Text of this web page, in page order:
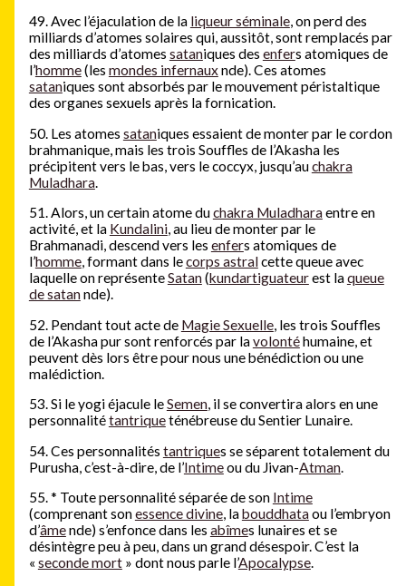
49. Avec l’éjaculation de la liqueur séminale, on perd des
milliards d’atomes solaires qui, aussitôt, sont remplacés par
des milliards d’atomes sataniques des enfers atomiques de
l’homme(les mondes infernauxnde). Ces atomes
sataniques sont absorbés par le mouvement péristaltique
des organes sexuels après la fornication.
50. Les atomes sataniques essaient de monter par le cordon
brahmanique, mais les trois Souffles de l’Akasha les
précipitent vers le bas, vers le coccyx, jusqu’auchakra
Muladhara.
51. Alors, un certain atome duchakra Muladharaentre en
activité, et la Kundalini, au lieu de monter par le
Brahmanadi, descend vers les enfers atomiques de
l’homme, formant dans lecorps astralcette queue avec
laquelle on représenteSatan(kundartiguateurest laqueue
de satannde).
52. Pendant tout acte de Magie Sexuelle, les trois Souffles
de l’Akasha pur sont renforcés par lavolontéhumaine, et
peuvent dès lors être pour nous une bénédiction ou une
malédiction.
53. Si le yogi éjacule leSemen, il se convertira alors en une
personnalitétantriqueténébreuse du Sentier Lunaire.
54. Ces personnalités tantriques se séparent totalement du
Purusha, c’est-à-dire, de l’Intimeou du Jivan-Atman.
55.* Toute personnalité séparée de son Intime
(comprenant sonessence divine, labouddhataou l’embryon
d’âmende) s’enfonce dans les abîmes lunaires et se
désintègre peu à peu, dans un grand désespoir. C’est la
« seconde mort» dont nous parle l’Apocalypse.